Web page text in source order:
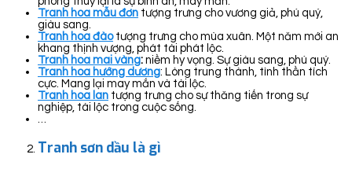
Tranh hoa mẫu đơn tượng trưng cho vương giả, phú quý,
giàu sang.
Tranh hoa đàotượng trưng cho mùa xuân. Một năm mới an
khang thịnh vượng, phát tài phát lộc.
Tranh hoa mai vàng: niềm hy vọng. Sự giàu sang, phú quý.
Tranh hoa hướng dương: Lòng trung thành, tình thần tích
cực. Mang lại may mắn và tài lộc.
Tranh hoa lan tượng trưng cho sự thăng tiến trong sự
nghiệp, tài lộc trong cuộc sống.
…
Tranh sơn dầu là gì